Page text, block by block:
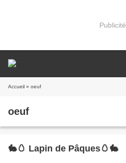
Publicité
Accueil » oeuf
oeuf
🐇🥚 Lapin de Pâques🥚🐇